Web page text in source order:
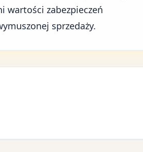
wartości zabezpieczeń
sprzedaży.